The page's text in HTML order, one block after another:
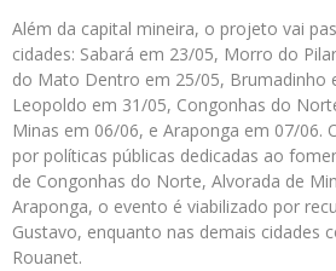
Além da capital mineira, o projeto vai
cidades: Sabará em 23/05, Morro do
do Mato Dentro em 25/05, Brumadinho
Leopoldo em 31/05, Congonhas do
Minas em 06/06, e Araponga em 07/06.
por políticas públicas dedicadas ao
de Congonhas do Norte, Alvorada de
Araponga, o evento é viabilizado por
Gustavo, enquanto nas demais cidades
Rouanet.